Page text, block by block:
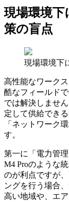
現場環境下
策の盲点
現場環境下
高性能なワーク
酷なフィールド
では解決しませ
定して供給でき
「ネットワーク
す。
第一に「電力管
M4 Proのような
のが利点ですが、
ングを行う場合
高い地域や、エ